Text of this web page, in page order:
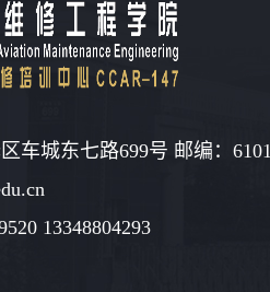
车城东七路699号 邮编：
13348804293